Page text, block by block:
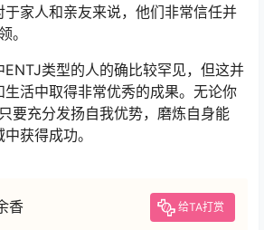
家人和亲友来说，他们非常信任并
。
ENTJ类型的人的确比较罕见，但这并
生活中取得非常优秀的成果。无论你
要充分发扬自我优势，磨炼自身能
获得成功。
香 给TA打赏